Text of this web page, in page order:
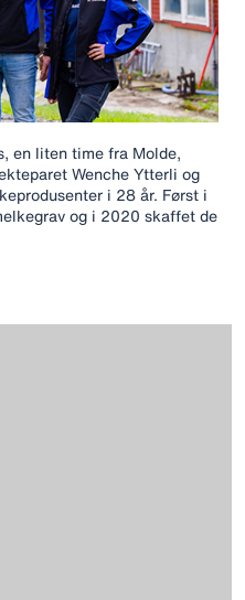
en liten time fra Molde,
Wenche Ytterli og
i 28 år. Først i
og i 2020 skaffet de